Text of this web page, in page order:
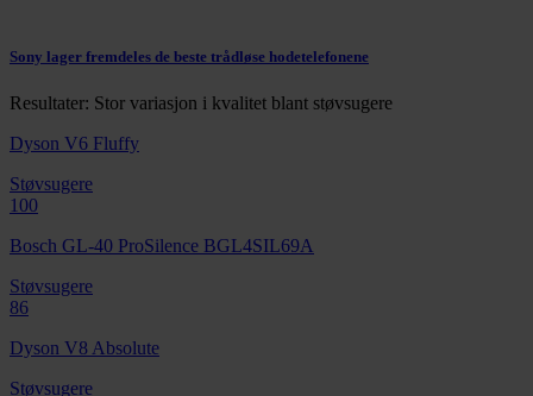
Sony lager fremdeles de beste trådløse hodetelefonene
Resultater: Stor variasjon i kvalitet blant støvsugere
Dyson V6 Fluffy
Støvsugere
100
Bosch GL-40 ProSilence BGL4SIL69A
Støvsugere
86
Dyson V8 Absolute
Støvsugere